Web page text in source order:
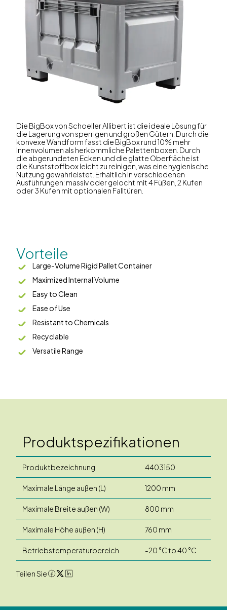
Die BigBox von Schoeller Allibert ist die ideale Lösung für
die Lagerung von sperrigen und großen Gütern. Durch die
konvexe Wandform fasst die BigBox rund 10% mehr
Innenvolumen als herkömmliche Palettenboxen. Durch
die abgerundeten Ecken und die glatte Oberfläche ist
die Kunststoffbox leicht zu reinigen, was eine hygienische
Nutzung gewährleistet. Erhältlich in verschiedenen
Ausführungen: massiv oder gelocht mit 4 Füßen, 2 Kufen
oder 3 Kufen mit optionalen Falltüren.
Vorteile
Large-Volume Rigid Pallet Container
Maximized Internal Volume
Easy to Clean
Ease of Use
Resistant to Chemicals
Recyclable
Versatile Range
Produktspezifikationen
Produktbezeichnung 4403150
Maximale Länge außen (L) 1200 mm
Maximale Breite außen (W) 800 mm
Maximale Höhe außen (H) 760 mm
Betriebstemperaturbereich -20 °C to 40 °C
Teilen Sie